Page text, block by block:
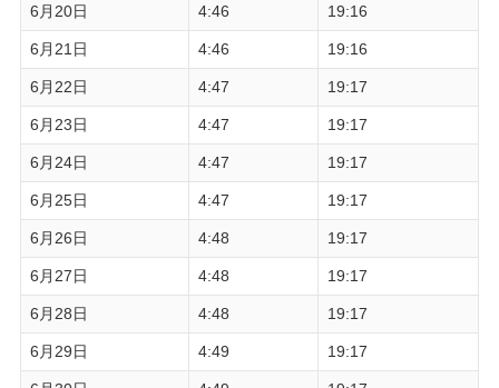
6月20日 4:46 19:16
6月21日 4:46 19:16
6月22日 4:47 19:17
6月23日 4:47 19:17
6月24日 4:47 19:17
6月25日 4:47 19:17
6月26日 4:48 19:17
6月27日 4:48 19:17
6月28日 4:48 19:17
6月29日 4:49 19:17